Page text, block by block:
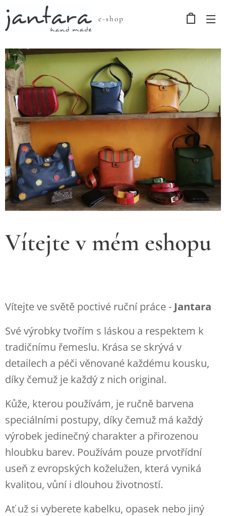
e-shop
Vítejte v mém eshopu
Vítejte ve světě poctivé ruční práce - Jantara
Své výrobky tvořím s láskou a respektem k
tradičnímu řemeslu. Krása se skrývá v
detailech a péči věnované každému kousku,
díky čemuž je každý z nich original.
Kůže, kterou používám, je ručně barvena
speciálními postupy, díky čemuž má každý
výrobek jedinečný charakter a přirozenou
hloubku barev. Používám pouze prvotřídní
useň z evropských koželužen, která vyniká
kvalitou, vůní i dlouhou životností.
Ať už si vyberete kabelku, opasek nebo jiný